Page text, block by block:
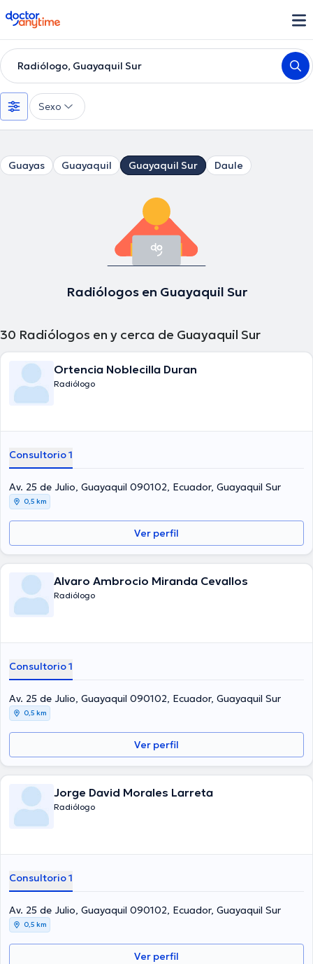
doctoranytime
Radiólogo, Guayaquil Sur
Sexo
Guayas Guayaquil Guayaquil Sur Daule
Radiólogos en Guayaquil Sur
30 Radiólogos en y cerca de Guayaquil Sur
Ortencia Noblecilla Duran
Radiólogo
Consultorio 1
Av. 25 de Julio, Guayaquil 090102, Ecuador, Guayaquil Sur
0,5 km
Ver perfil
Alvaro Ambrocio Miranda Cevallos
Radiólogo
Consultorio 1
Av. 25 de Julio, Guayaquil 090102, Ecuador, Guayaquil Sur
0,5 km
Ver perfil
Jorge David Morales Larreta
Radiólogo
Consultorio 1
Av. 25 de Julio, Guayaquil 090102, Ecuador, Guayaquil Sur
0,5 km
Ver perfil